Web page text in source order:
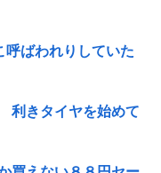
ばわれりしていた
利きタイヤを始めて